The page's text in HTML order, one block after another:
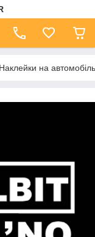
Наклейки на автомобіль